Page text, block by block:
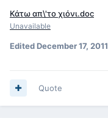
Κάτω απ\'το χιόνι.doc
Unavailable
EditedDecember 17, 2011
Quote